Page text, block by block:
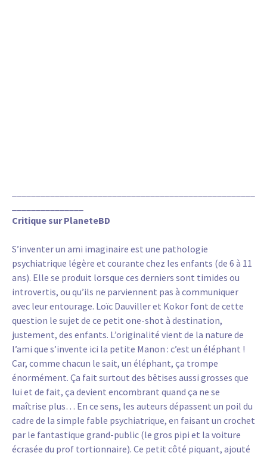
Critique sur PlaneteBD
S’inventer un ami imaginaire est une pathologie
psychiatrique légère et courante chez les enfants (de 6 à 11
ans). Elle se produit lorsque ces derniers sont timides ou
introvertis, ou qu’ils ne parviennent pas à communiquer
avec leur entourage. Loïc Dauviller et Kokor font de cette
question le sujet de ce petit one-shot à destination,
justement, des enfants. L’originalité vient de la nature de
l’ami que s’invente ici la petite Manon : c’est un éléphant !
Car, comme chacun le sait, un éléphant, ça trompe
énormément. Ça fait surtout des bêtises aussi grosses que
lui et de fait, ça devient encombrant quand ça ne se
maîtrise plus… En ce sens, les auteurs dépassent un poil du
cadre de la simple fable psychiatrique, en faisant un crochet
par le fantastique grand-public (le gros pipi et la voiture
écrasée du prof tortionnaire). Ce petit côté piquant, ajouté